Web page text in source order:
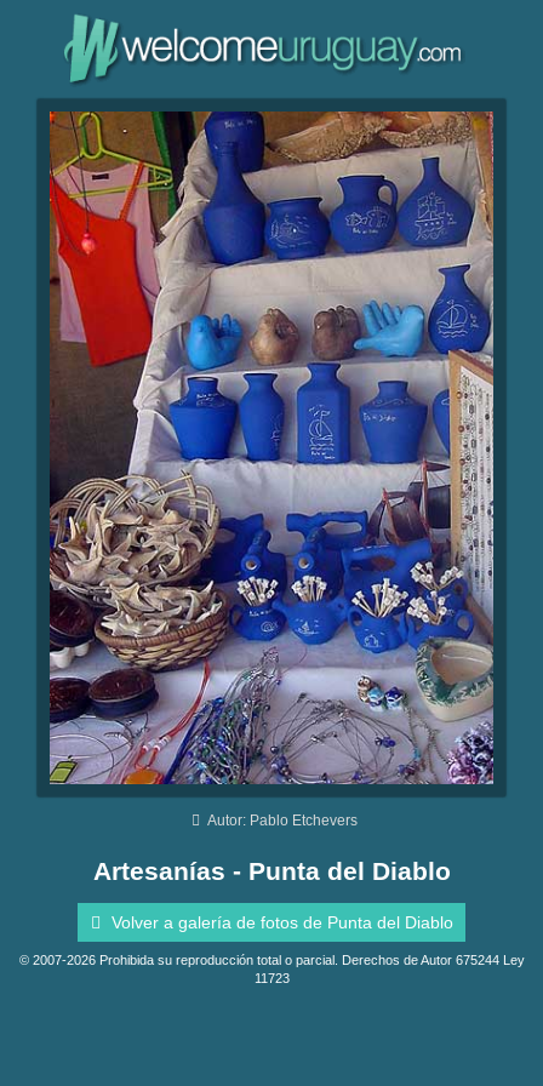
Autor: Pablo Etchevers
Artesanías - Punta del Diablo
Volver a galería de fotos de Punta del Diablo
© 2007-2026 Prohibida su reproducción total o parcial. Derechos de Autor 675244 Ley
11723